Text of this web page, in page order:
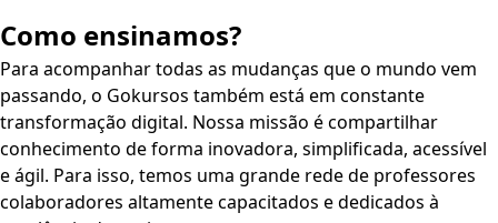
Como ensinamos?
Para acompanhar todas as mudanças que o mundo vem
passando, o Gokursos também está em constante
transformação digital. Nossa missão é compartilhar
conhecimento de forma inovadora, simplificada, acessível
e ágil. Para isso, temos uma grande rede de professores
colaboradores altamente capacitados e dedicados à